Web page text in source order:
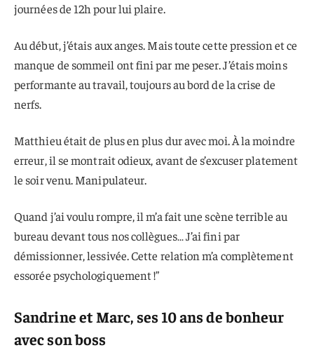
journées de 12h pour lui plaire.
Au début, j’étais aux anges. Mais toute cette pression et ce
manque de sommeil ont fini par me peser. J’étais moins
performante au travail, toujours au bord de la crise de
nerfs.
Matthieu était de plus en plus dur avec moi. À la moindre
erreur, il se montrait odieux, avant de s’excuser platement
le soir venu. Manipulateur.
Quand j’ai voulu rompre, il m’a fait une scène terrible au
bureau devant tous nos collègues… J’ai fini par
démissionner, lessivée. Cette relation m’a complètement
essorée psychologiquement !”
Sandrine et Marc, ses 10 ans de bonheur
avec son boss